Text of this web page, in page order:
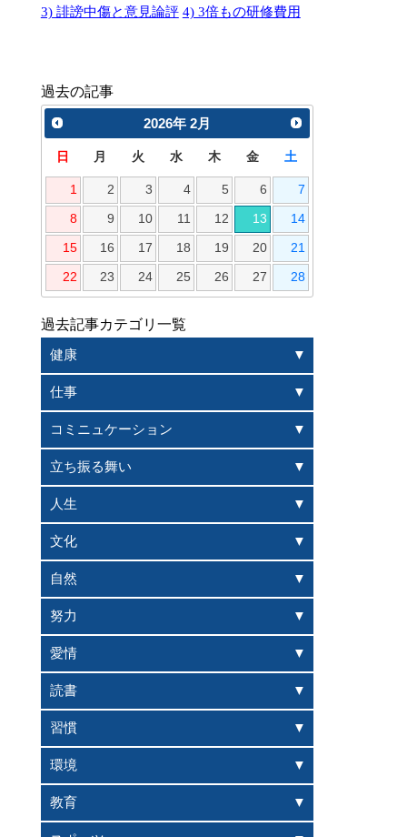
3) 誹謗中傷と意見論評 4) 3倍もの研修費用
過去の記事
2026年 2月
日 月 火 水 木 金 土
1 2 3 4 5 6 7
8 9 10 11 12 13 14
15 16 17 18 19 20 21
22 23 24 25 26 27 28
過去記事カテゴリ一覧
健康
仕事
コミニュケーション
立ち振る舞い
人生
文化
自然
努力
愛情
読書
習慣
環境
教育